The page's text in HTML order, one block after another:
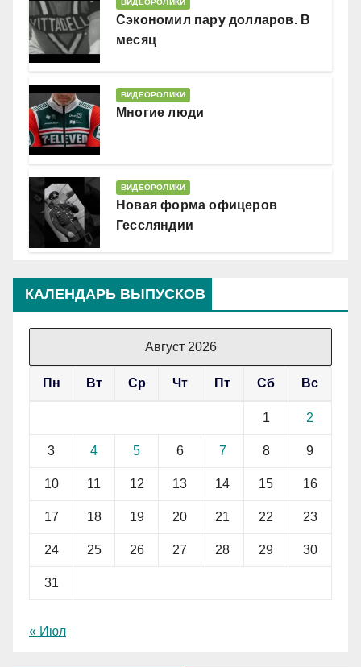
ВИДЕОРОЛИКИ
Сэкономил пару долларов. В
месяц
ВИДЕОРОЛИКИ
Многие люди
ВИДЕОРОЛИКИ
Новая форма офицеров
Гессляндии
КАЛЕНДАРЬ ВЫПУСКОВ
Август 2026
Пн Вт Ср Чт Пт Сб Вс
1 2
3 4 5 6 7 8 9
10 11 12 13 14 15 16
17 18 19 20 21 22 23
24 25 26 27 28 29 30
31
« Июл